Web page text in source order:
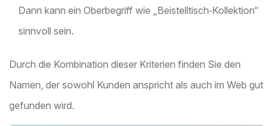
Dann kann ein Oberbegriff wie „Beistelltisch‑Kollektion“
sinnvoll sein.
Durch die Kombination dieser Kriterien finden Sie den
Namen, der sowohl Kunden anspricht als auch im Web gut
gefunden wird.